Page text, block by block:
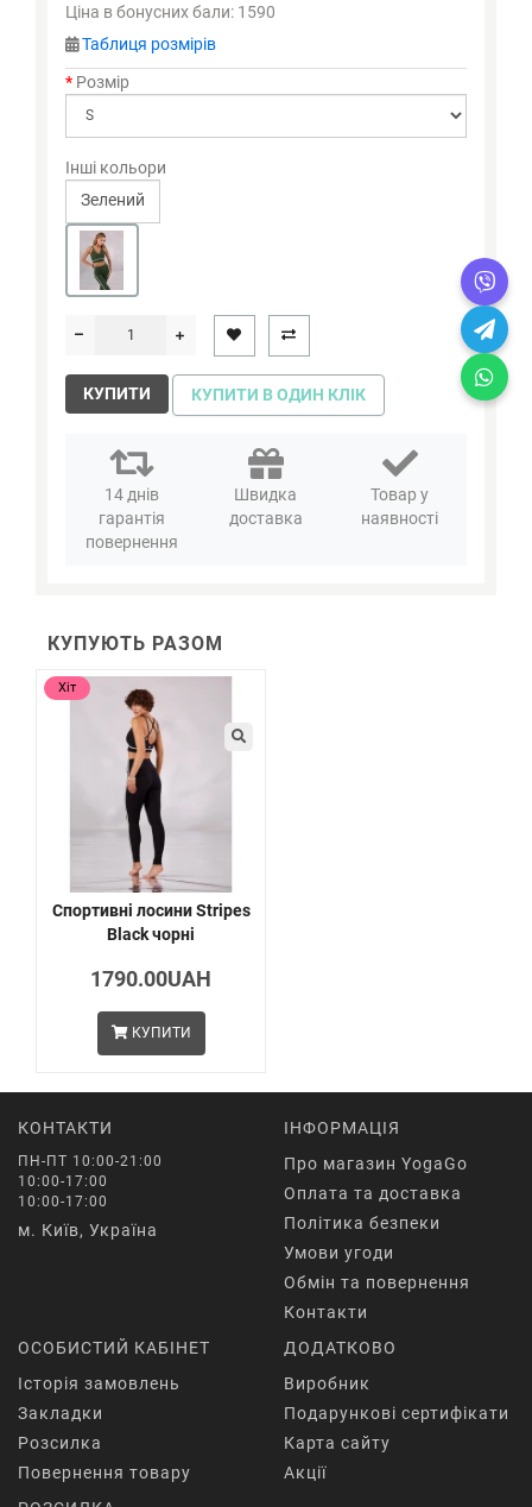
Ціна в бонусних бали: 1590
Таблиця розмірів
Розмір
Інші кольори
Зелений
КУПИТИ КУПИТИ В ОДИН КЛІК
14 днів
гарантія
повернення
Швидка
доставка
Товар у
наявності
КУПУЮТЬ РАЗОМ
Хіт
Спортивні лосини Stripes
Black чорні
1790.00UAH
КУПИТИ
КОНТАКТИ
ПН-ПТ 10:00-21:00
10:00-17:00
10:00-17:00
м. Київ, Україна
ІНФОРМАЦІЯ
Про магазин YogaGo
Оплата та доставка
Політика безпеки
Умови угоди
Обмін та повернення
Контакти
ОСОБИСТИЙ КАБІНЕТ
Історія замовлень
Закладки
Розсилка
Повернення товару
ДОДАТКОВО
Виробник
Подарункові сертифікати
Карта сайту
Акції